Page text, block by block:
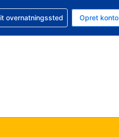
er Danske kroner
sprog er Dansk
en booking
overnatningssted Opret konto